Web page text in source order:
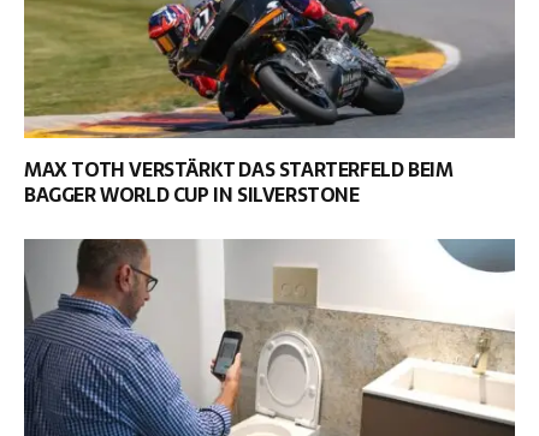
MAX TOTH VERSTÄRKT DAS STARTERFELD BEIM
BAGGER WORLD CUP IN SILVERSTONE